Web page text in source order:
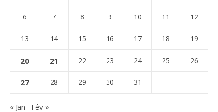
6 7 8 9 10 11 12
13 14 15 16 17 18 19
20 21 22 23 24 25 26
27 28 29 30 31
« Jan Fév »